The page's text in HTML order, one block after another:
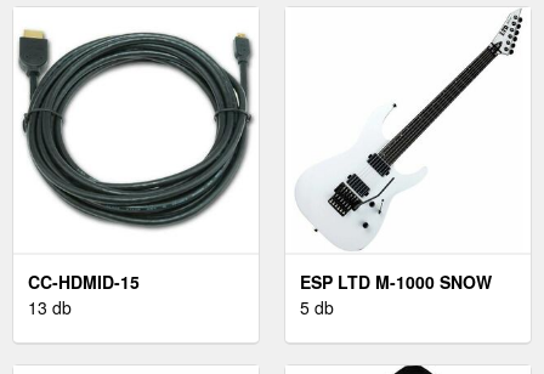
CC-HDMID-15
13 db
ESP LTD M-1000 SNOW
WHITE
5 db